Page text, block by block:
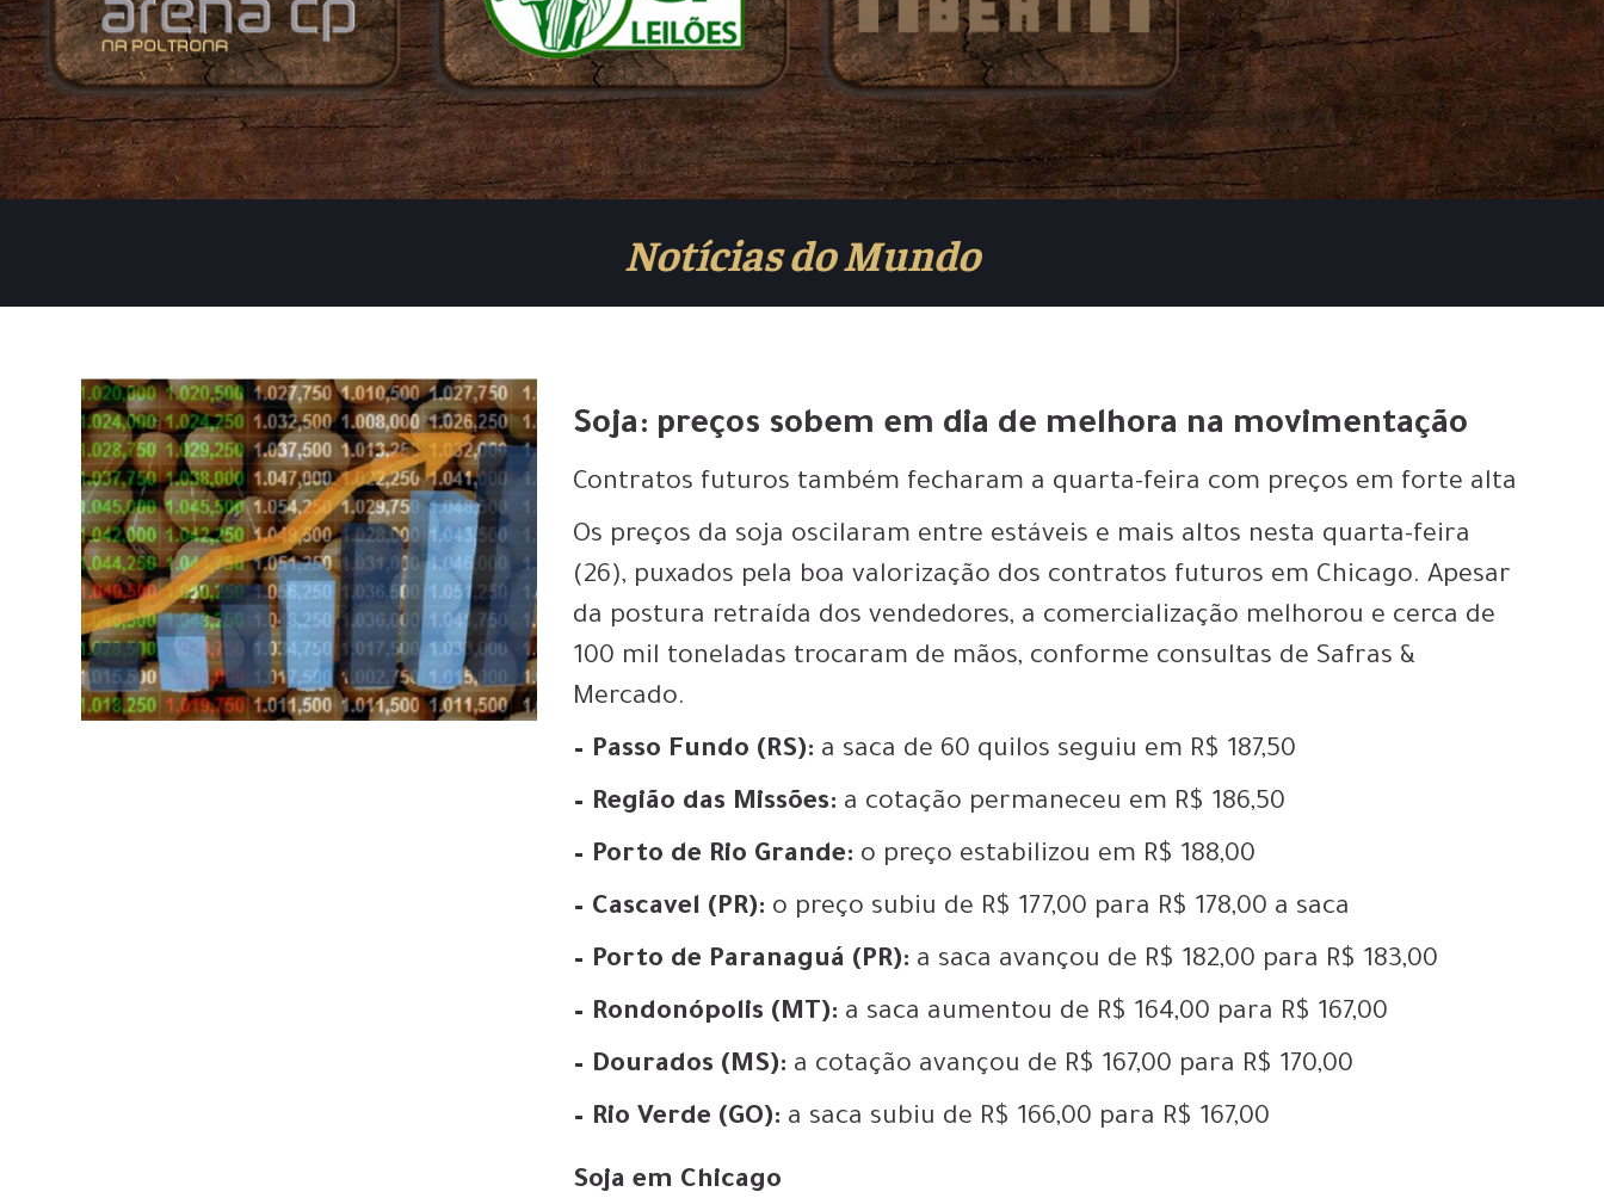
Notícias do Mundo
Soja: preços sobem em dia de melhora na movimentação
Contratos futuros também fecharam a quarta-feira com preços em forte alta
Os preços da soja oscilaram entre estáveis e mais altos nesta quarta-feira
(26), puxados pela boa valorização dos contratos futuros em Chicago. Apesar
da postura retraída dos vendedores, a comercialização melhorou e cerca de
100 mil toneladas trocaram de mãos, conforme consultas de Safras &
Mercado.
– Passo Fundo (RS): a saca de 60 quilos seguiu em R$ 187,50
– Região das Missões: a cotação permaneceu em R$ 186,50
– Porto de Rio Grande: o preço estabilizou em R$ 188,00
– Cascavel (PR): o preço subiu de R$ 177,00 para R$ 178,00 a saca
– Porto de Paranaguá (PR): a saca avançou de R$ 182,00 para R$ 183,00
– Rondonópolis (MT): a saca aumentou de R$ 164,00 para R$ 167,00
– Dourados (MS): a cotação avançou de R$ 167,00 para R$ 170,00
– Rio Verde (GO): a saca subiu de R$ 166,00 para R$ 167,00
Soja em Chicago